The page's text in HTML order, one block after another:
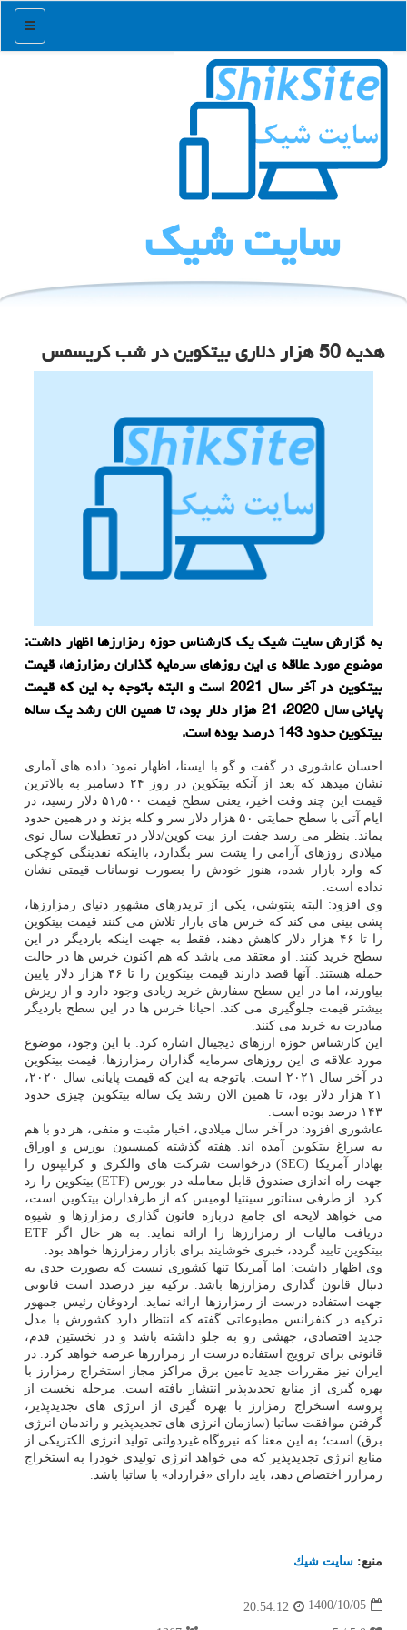
منو
سایت شیك
هدیه 50 هزار دلاری بیتکوین در شب کریسمس
به گزارش سایت شیک یک کارشناس حوزه رمزارزها اظهار داشت:
موضوع مورد علاقه ی این روزهای سرمایه گذاران رمزارزها، قیمت
بیتکوین در آخر سال 2021 است و البته باتوجه به این که قیمت
پایانی سال 2020، 21 هزار دلار بود، تا همین الان رشد یک ساله
بیتکوین حدود 143 درصد بوده است.
احسان عاشوری در گفت و گو با ایسنا، اظهار نمود: داده های آماری
نشان میدهد که بعد از آنکه بیتکوین در روز ۲۴ دسامبر به بالاترین
قیمت این چند وقت اخیر، یعنی سطح قیمت ۵۱٫۵۰۰ دلار رسید، در
ایام آتی با سطح حمایتی ۵۰ هزار دلار سر و کله بزند و در همین حدود
بماند. بنظر می رسد جفت ارز بیت کوین/دلار در تعطیلات سال نوی
میلادی روزهای آرامی را پشت سر بگذارد، بااینکه نقدینگی کوچکی
که وارد بازار شده، هنوز خودش را بصورت نوسانات قیمتی نشان
نداده است.
وی افزود: البته پنتوشی، یکی از تریدرهای مشهور دنیای رمزارزها،
پشی بینی می کند که خرس های بازار تلاش می کنند قیمت بیتکوین
را تا ۴۶ هزار دلار کاهش دهند، فقط به جهت اینکه باردیگر در این
سطح خرید کنند. او معتقد می باشد که هم اکنون خرس ها در حالت
حمله هستند. آنها قصد دارند قیمت بیتکوین را تا ۴۶ هزار دلار پایین
بیاورند، اما در این سطح سفارش خرید زیادی وجود دارد و از ریزش
بیشتر قیمت جلوگیری می کند. احیانا خرس ها در این سطح باردیگر
مبادرت به خرید می کنند.
این کارشناس حوزه ارزهای دیجیتال اشاره کرد: با این وجود، موضوع
مورد علاقه ی این روزهای سرمایه گذاران رمزارزها، قیمت بیتکوین
در آخر سال ۲۰۲۱ است. باتوجه به این که قیمت پایانی سال ۲۰۲۰،
۲۱ هزار دلار بود، تا همین الان رشد یک ساله بیتکوین چیزی حدود
۱۴۳ درصد بوده است.
عاشوری افزود: در آخر سال میلادی، اخبار مثبت و منفی، هر دو با هم
به سراغ بیتکوین آمده اند. هفته گذشته کمیسیون بورس و اوراق
بهادار آمریکا (SEC) درخواست شرکت های والکری و کرایپتون را
جهت راه اندازی صندوق قابل معامله در بورس (ETF) بیتکوین را رد
کرد. از طرفی سناتور سینتیا لومیس که از طرفداران بیتکوین است،
می خواهد لایحه ای جامع درباره قانون گذاری رمزارزها و شیوه
دریافت مالیات از رمزارزها را ارائه نماید. به هر حال اگر ETF
بیتکوین تایید گردد، خبری خوشایند برای بازار رمزارزها خواهد بود.
وی اظهار داشت: اما آمریکا تنها کشوری نیست که بصورت جدی به
دنبال قانون گذاری رمزارزها باشد. ترکیه نیز درصدد است قانونی
جهت استفاده درست از رمزارزها ارائه نماید. اردوغان رئیس جمهور
ترکیه در کنفرانس مطبوعاتی گفته که انتظار دارد کشورش با مدل
جدید اقتصادی، جهشی رو به جلو داشته باشد و در نخستین قدم،
قانونی برای ترویج استفاده درست از رمزارزها عرضه خواهد کرد. در
ایران نیز مقررات جدید تامین برق مراکز مجاز استخراج رمزارز با
بهره گیری از منابع تجدیدپذیر انتشار یافته است. مرحله نخست از
پروسه استخراج رمزارز با بهره گیری از انرژی های تجدیدپذیر،
گرفتن موافقت ساتبا (سازمان انرژی های تجدیدپذیر و راندمان انرژی
برق) است؛ به این معنا که نیروگاه غیردولتی تولید انرژی الکتریکی از
منابع انرژی تجدیدپذیر که می خواهد انرژی تولیدی خودرا به استخراج
رمزارز اختصاص دهد، باید دارای «قرارداد» با ساتبا باشد.
منبع: سایت شیك
1400/10/05
20:54:12